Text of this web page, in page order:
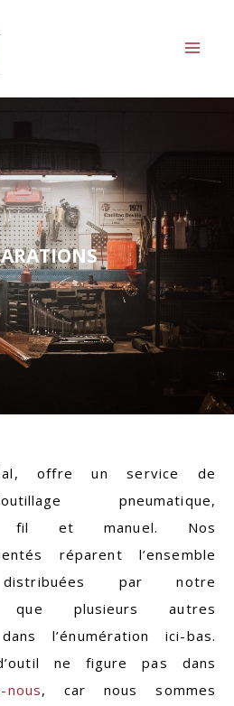
, offre un service de
pneumatique,
fil et manuel. Nos
réparent l’ensemble
par notre
que plusieurs autres
l’énumération ici-bas.
ne figure pas dans
nous, car nous sommes